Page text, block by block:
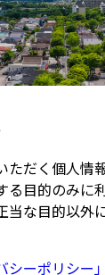
ただく個人情
る目的のみに
当な目的以外
シーポリシー」